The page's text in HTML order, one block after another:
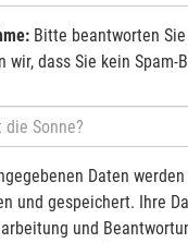
Bitte beantworten
wir, dass Sie kein Spam-
Daten
und gespeichert. Ihre
und